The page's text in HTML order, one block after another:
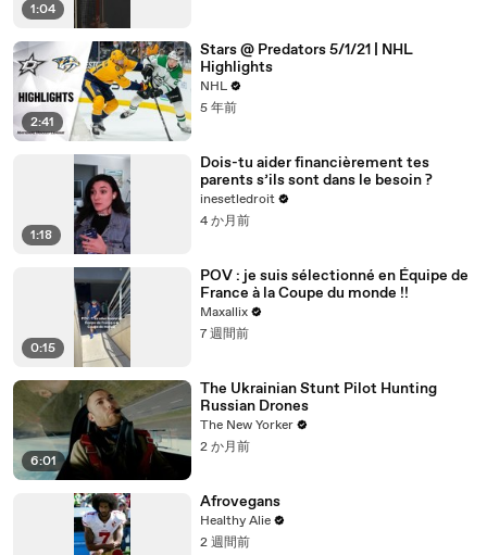
1:04
2:41
Stars @ Predators 5/1/21 | NHL
Highlights
NHL
5 年前
1:18
Dois-tu aider financièrement tes
parents s’ils sont dans le besoin ?
inesetledroit
4 か月前
0:15
POV : je suis sélectionné en Équipe de
France à la Coupe du monde !!
Maxallix
7 週間前
6:01
The Ukrainian Stunt Pilot Hunting
Russian Drones
The New Yorker
2 か月前
Afrovegans
Healthy Alie
2 週間前